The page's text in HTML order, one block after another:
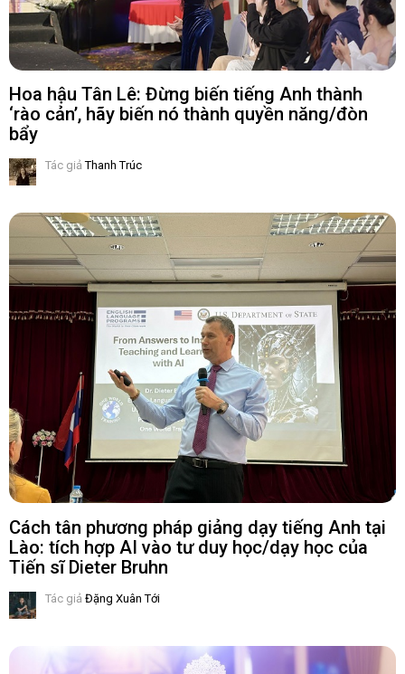
Hoa hậu Tân Lê: Đừng biến tiếng Anh thành
‘rào cản’, hãy biến nó thành quyền năng/đòn
bẩy
Tác giả Thanh Trúc
Cách tân phương pháp giảng dạy tiếng Anh tại
Lào: tích hợp AI vào tư duy học/dạy học của
Tiến sĩ Dieter Bruhn
Tác giả Đặng Xuân Tới